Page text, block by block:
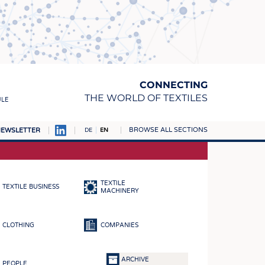
CONNECTING
THE WORLD OF TEXTILES
DE EN BROWSE ALL SECTIONS
TEXTILE BUSINESS
TEXTILE
MACHINERY
CLOTHING COMPANIES
PEOPLE
ARCHIVE